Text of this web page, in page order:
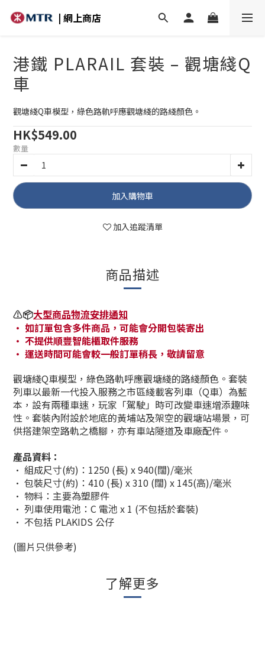
| 網上商店
港鐵 PLARAIL 套裝 – 觀塘綫Q
車
觀塘綫Q車模型，綠色路軌呼應觀塘綫的路綫顏色。
HK$549.00
數量
加入購物車
加入追蹤清單
商品描述
⚠️📦大型商品物流安排通知
· 如訂單包含多件商品，可能會分開包裝寄出
· 不提供順豐智能櫃取件服務
· 運送時間可能會較一般訂單稍長，敬請留意
觀塘綫Q車模型，綠色路軌呼應觀塘綫的路綫顏色。套裝
列車以最新一代投入服務之市區綫載客列車（Q車）為藍
本，設有兩種車速，玩家「駕駛」時可改變車速增添趣味
性。套裝內附設於地底的黃埔站及架空的觀塘站場景，可
供搭建架空路軌之橋腳，亦有車站隧道及車廠配件。
產品資料：
· 組成尺寸(約) ： 1250 (長) x 940(闊)/毫米
· 包裝尺寸(約) ：410 (長) x 310 (闊) x 145(高)/毫米
· 物料 ： 主要為塑膠件
· 列車使用電池：C 電池 x 1 (不包括於套裝)
· 不包括 PLAKIDS 公仔
(圖片只供參考)
了解更多